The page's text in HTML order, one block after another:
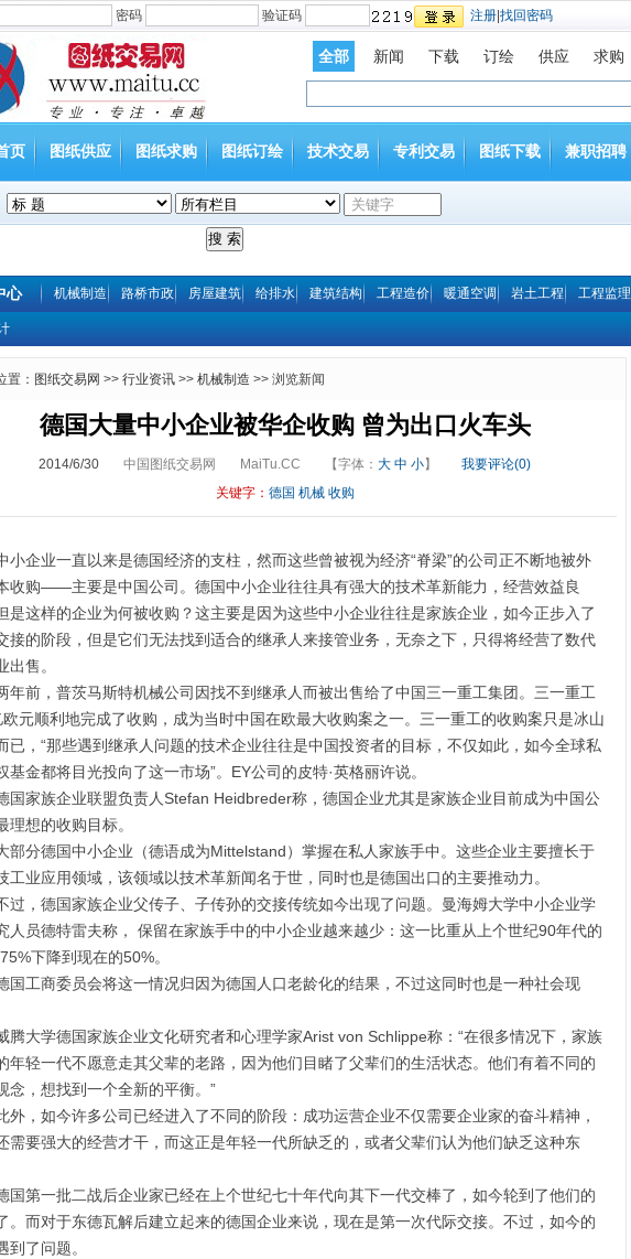
密码 验证码 注册 找回密码
全部 新闻 下载 订绘 供应 求购
页 图纸供应 图纸求购 图纸订绘 技术交易 专利交易 图纸下载 兼职招聘
心 机械制造 路桥市政 房屋建筑 给排水 建筑结构 工程造价 暖通空调 岩土工程 工程监理
置： 图纸交易网 >> 行业资讯 >> 机械制造 >> 浏览新闻
德国大量中小企业被华企收购 曾为出口火车头
2014/6/30 中国图纸交易网 MaiTu.CC 【字体： 大 中 小】
我要评论(0)
关键字： 德国 机械 收购
小企业一直以来是德国经济的支柱，然而这些曾被视为经济“脊梁”的公司正不断地被外
收购——主要是中国公司。德国中小企业往往具有强大的技术革新能力，经营效益良
是这样的企业为何被收购？这主要是因为这些中小企业往往是家族企业，如今正步入了
接的阶段，但是它们无法找到适合的继承人来接管业务，无奈之下，只得将经营了数代
出售。
前，普茨马斯特机械公司因找不到继承人而被出售给了中国三一重工集团。三一重工
欧元顺利地完成了收购，成为当时中国在欧最大收购案之一。三一重工的收购案只是冰山
已，“那些遇到继承人问题的技术企业往往是中国投资者的目标，不仅如此，如今全球私
基金都将目光投向了这一市场”。EY公司的皮特·英格丽许说。
家族企业联盟负责人Stefan Heidbreder称，德国企业尤其是家族企业目前成为中国公
理想的收购目标。
分德国中小企业（德语成为Mittelstand）掌握在私人家族手中。这些企业主要擅长于
工业应用领域，该领域以技术革新闻名于世，同时也是德国出口的主要推动力。
，德国家族企业父传子、子传孙的交接传统如今出现了问题。曼海姆大学中小企业学
人员德特雷夫称， 保留在家族手中的中小企业越来越少：这一比重从上个世纪90年代的
下降到现在的50%。
工商委员会将这一情况归因为德国人口老龄化的结果，不过这同时也是一种社会现
大学德国家族企业文化研究者和心理学家Arist von Schlippe称：“在很多情况下，家族
年轻一代不愿意走其父辈的老路，因为他们目睹了父辈们的生活状态。他们有着不同的
念，想找到一个全新的平衡。”
，如今许多公司已经进入了不同的阶段：成功运营企业不仅需要企业家的奋斗精神，
需要强大的经营才干，而这正是年轻一代所缺乏的，或者父辈们认为他们缺乏这种东
第一批二战后企业家已经在上个世纪七十年代向其下一代交棒了，如今轮到了他们的
。而对于东德瓦解后建立起来的德国企业来说，现在是第一次代际交接。不过，如今的
到了问题。